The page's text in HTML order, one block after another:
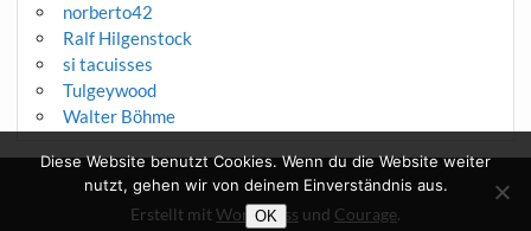
norberto42
Ralf Hilgenstock
si tacuisses
Tulgeywood
Walter Böhme
Erstellt mitWordPress und Courage.
Diese Website benutzt Cookies. Wenn du die Website weiter
nutzt, gehen wir von deinem Einverständnis aus.
OK